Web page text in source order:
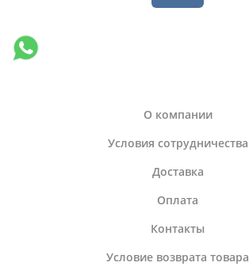
О компании
Условия сотрудничества
Доставка
Оплата
Контакты
Условие возврата товара